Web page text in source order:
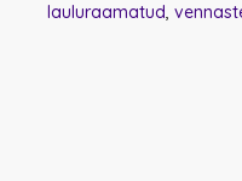
lauluraamatud